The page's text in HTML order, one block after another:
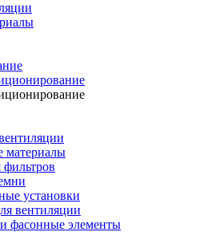
установки
вентиляции
фасонные элементы